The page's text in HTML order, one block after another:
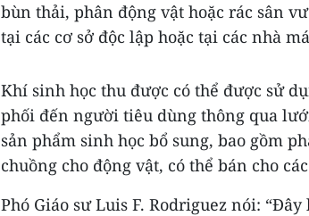
bùn thải, phân động vật hoặc rác sân
tại các cơ sở độc lập hoặc tại các nhà
Khí sinh học thu được có thể được sử
phối đến người tiêu dùng thông qua
sản phẩm sinh học bổ sung, bao gồm
chuồng cho động vật, có thể bán cho
Phó Giáo sư Luis F. Rodriguez nói: